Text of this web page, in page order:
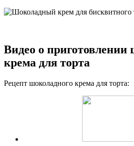
Видео о приготовлении
крема для торта
Рецепт шоколадного крема для торта: